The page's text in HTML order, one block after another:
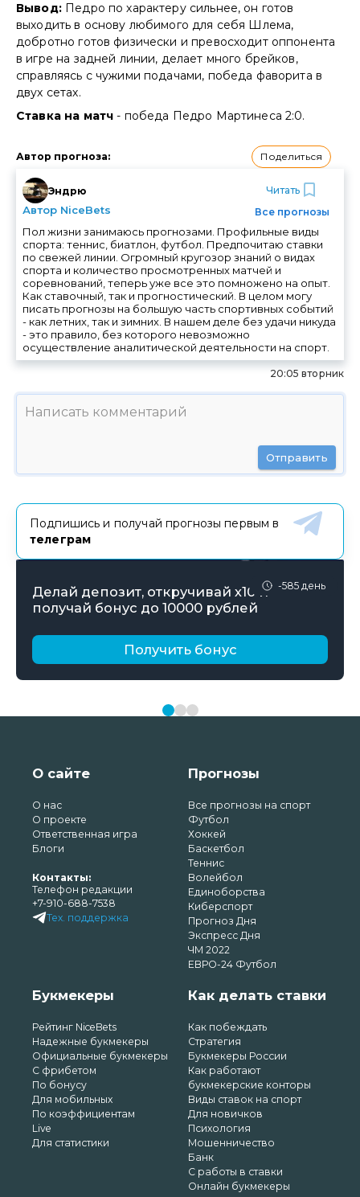
Вывод: Педро по характеру сильнее, он готов
выходить в основу любимого для себя Шлема,
добротно готов физически и превосходит оппонента
в игре на задней линии, делает много брейков,
справляясь с чужими подачами, победа фаворита в
двух сетах.
Ставка на матч - победа Педро Мартинеса 2:0.
Автор прогноза: Поделиться
Эндрю
Автор NiceBets
Читать
Все прогнозы
Пол жизни занимаюсь прогнозами. Профильные виды
спорта: теннис, биатлон, футбол. Предпочитаю ставки
по свежей линии. Огромный кругозор знаний о видах
спорта и количество просмотренных матчей и
соревнований, теперь уже все это помножено на опыт.
Как ставочный, так и прогностический. В целом могу
писать прогнозы на большую часть спортивных событий
- как летних, так и зимних. В нашем деле без удачи никуда
- это правило, без которого невозможно
осуществление аналитической деятельности на спорт.
20:05 вторник
Отправить
Подпишись и получай прогнозы первым в
телеграм
-585 день
Делай депозит, откручивай х10 и
получай бонус до 10000 рублей
Получить бонус
О сайте
О нас
О проекте
Ответственная игра
Блоги
Контакты:
Телефон редакции
+7-910-688-7538
Тех. поддержка
Прогнозы
Все прогнозы на спорт
Футбол
Хоккей
Баскетбол
Теннис
Волейбол
Единоборства
Киберспорт
Прогноз Дня
Экспресс Дня
ЧМ 2022
ЕВРО-24 Футбол
Букмекеры
Рейтинг NiceBets
Надежные букмекеры
Официальные букмекеры
С фрибетом
По бонусу
Для мобильных
По коэффициентам
Live
Для статистики
Как делать ставки
Как побеждать
Стратегия
Букмекеры России
Как работают
букмекерские конторы
Виды ставок на спорт
Для новичков
Психология
Мошенничество
Банк
С работы в ставки
Онлайн букмекеры